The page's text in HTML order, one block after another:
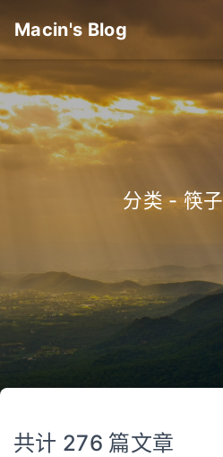
Macin's Blog
分类 - 筷
共计 276 篇文章